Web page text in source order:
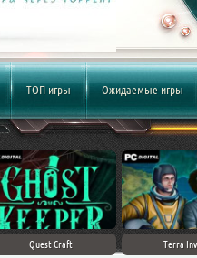
ТОП игры Ожидаемые игры
Quest Craft Terra